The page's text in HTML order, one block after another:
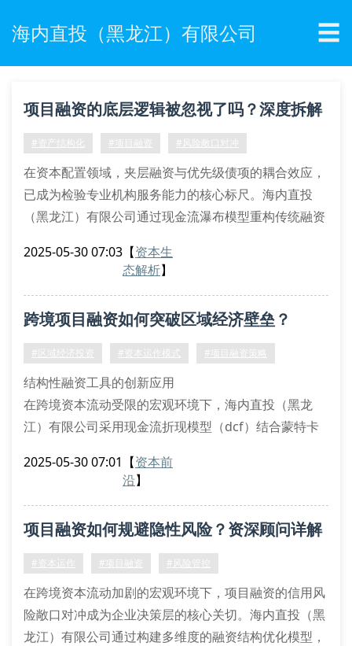
海内直投（黑龙江）有限公司 ☰
项目融资的底层逻辑被忽视了吗？深度拆解
资本闭环路径
#资产结构化 #项目融资 #风险敞口对冲
在资本配置领域，夹层融资与优先级债项的耦合效应，
已成为检验专业机构服务能力的核心标尺。海内直投
（黑龙江）有限公司通过现金流瀑布模型重构传统融资
试，精准把控偿债覆盖率阈值。
方案，通过权益挂钩票据实现风险隔离。在资产证券化
过程中，运用动态ltv比率调控机制，确保基础资
2025-05-30 07:03 【资本生
态解析】
跨境项目融资如何突破区域经济壁垒？
#区域经济投资 #资本运作模式 #项目融资策略
结构性融资工具的创新应用
在跨境资本流动受限的宏观环境下，海内直投（黑龙
江）有限公司采用现金流折现模型（dcf）结合蒙特卡
通过设立spv（特殊目的实体）实现风险隔离，运用信
准。
资产证券化的区域适配策略
2025-05-30 07:01 【资本前
沿】
项目融资如何规避隐性风险？资深顾问详解
风控策略
#资本运作 #项目融资 #风险管控
在跨境资本流动加剧的宏观环境下，项目融资的信用风
险敞口对冲成为企业决策层的核心关切。海内直投（黑
龙江）有限公司通过构建多维度的融资结构优化模型，